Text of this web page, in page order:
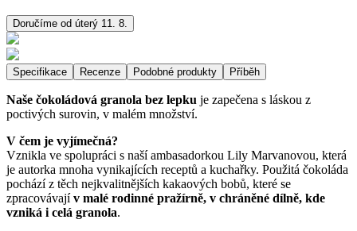
Doručíme od úterý 11. 8.
Specifikace Recenze Podobné produkty Příběh
Naše čokoládová granola bez lepku je zapečena s láskou z
poctivých surovin, v malém množství.
V čem je vyjímečná?
Vznikla ve spolupráci s naší ambasadorkou Lily Marvanovou, která
je autorka mnoha vynikajících receptů a kuchařky. Použitá čokoláda
pochází z těch nejkvalitnějších kakaových bobů, které se
zpracovávajív malé rodinné pražírně, v chráněné dílně, kde
vzniká i celá granola.